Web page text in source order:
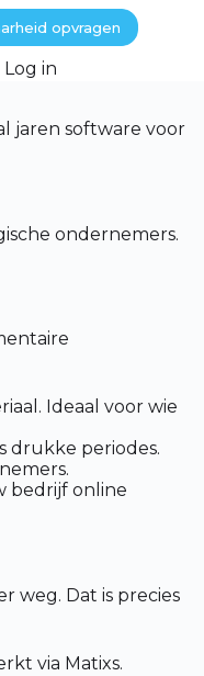
opvragen
Log in
jaren software voor
ondernemers.
Ideaal voor wie
drukke periodes.
bedrijf online
weg. Dat is precies
via Matixs.